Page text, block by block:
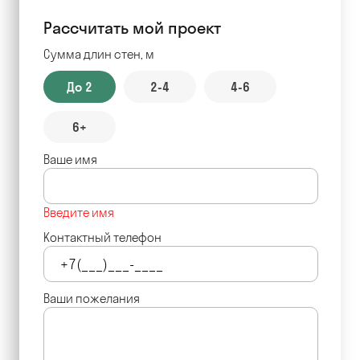
Рассчитать мой проект
Сумма длин стен, м
До 2 2-4 4-6
6+
Ваше имя
Введите имя
Контактный телефон
Ваши пожелания